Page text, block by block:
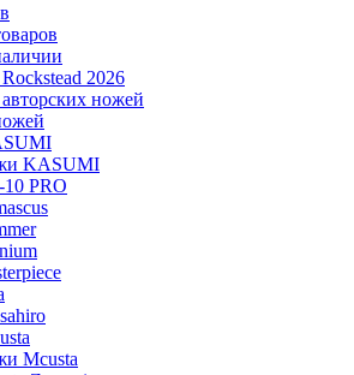
2026
ножей
KASUMI
PRO
Mcusta